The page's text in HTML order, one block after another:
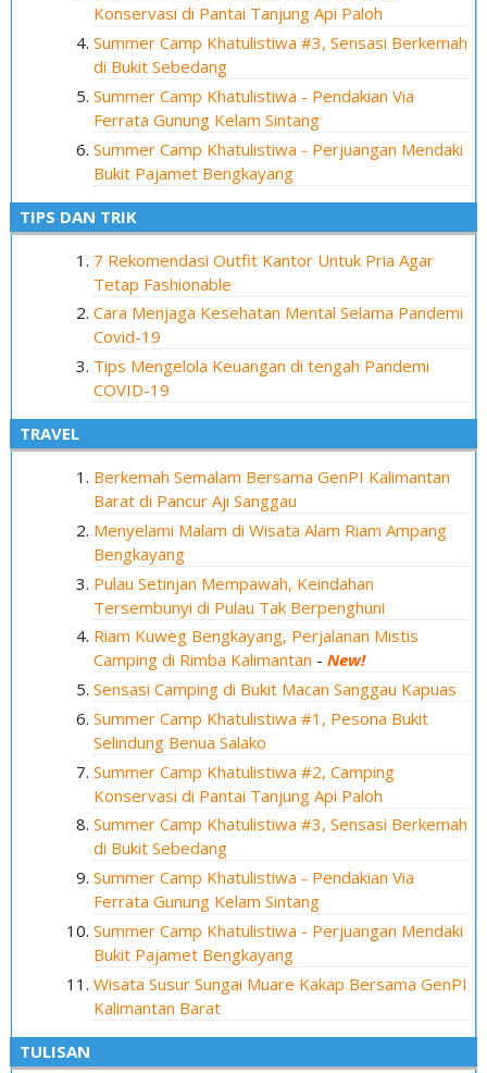
Konservasi di Pantai Tanjung Api Paloh
Summer Camp Khatulistiwa #3, Sensasi Berkemah
di Bukit Sebedang
Summer Camp Khatulistiwa - Pendakian Via
Ferrata Gunung Kelam Sintang
Summer Camp Khatulistiwa - Perjuangan Mendaki
Bukit Pajamet Bengkayang
TIPS DAN TRIK
7 Rekomendasi Outfit Kantor Untuk Pria Agar
Tetap Fashionable
Cara Menjaga Kesehatan Mental Selama Pandemi
Covid-19
Tips Mengelola Keuangan di tengah Pandemi
COVID-19
TRAVEL
Berkemah Semalam Bersama GenPI Kalimantan
Barat di Pancur Aji Sanggau
Menyelami Malam di Wisata Alam Riam Ampang
Bengkayang
Pulau Setinjan Mempawah, Keindahan
Tersembunyi di Pulau Tak Berpenghuni
Riam Kuweg Bengkayang, Perjalanan Mistis
Camping di Rimba Kalimantan -New!
Sensasi Camping di Bukit Macan Sanggau Kapuas
Summer Camp Khatulistiwa #1, Pesona Bukit
Selindung Benua Salako
Summer Camp Khatulistiwa #2, Camping
Konservasi di Pantai Tanjung Api Paloh
Summer Camp Khatulistiwa #3, Sensasi Berkemah
di Bukit Sebedang
Summer Camp Khatulistiwa - Pendakian Via
Ferrata Gunung Kelam Sintang
Summer Camp Khatulistiwa - Perjuangan Mendaki
Bukit Pajamet Bengkayang
Wisata Susur Sungai Muare Kakap Bersama GenPI
Kalimantan Barat
TULISAN